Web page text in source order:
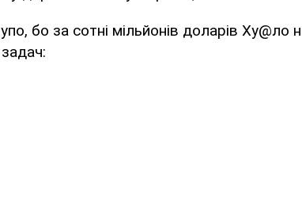
бо за сотні мільйонів доларів Ху@ло